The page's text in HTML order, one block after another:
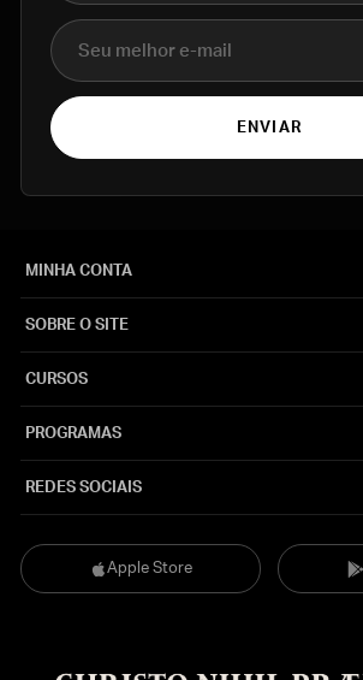
E-mail
ENVIAR
Apple Store
MINHA CONTA
SOBRE O SITE
CURSOS
PROGRAMAS
REDES SOCIAIS